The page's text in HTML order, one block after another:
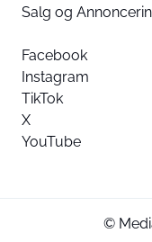
Salg og
Facebook
Instagram
TikTok
X
YouTube
©